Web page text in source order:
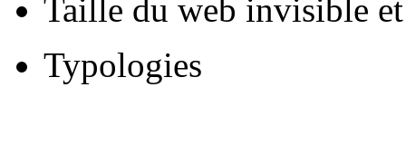
Taille du web invisible
Typologies